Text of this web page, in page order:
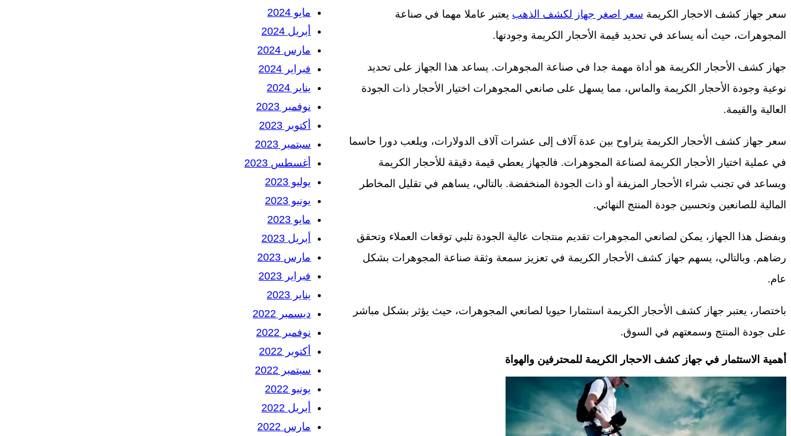
سعر جهاز كشف الاحجار الكريمة سعر اصغر جهاز لكشف الذهب يعتبر عاملا مهما في صناعة
المجوهرات، حيث أنه يساعد في تحديد قيمة الأحجار الكريمة وجودتها.
جهاز كشف الأحجار الكريمة هو أداة مهمة جدا في صناعة المجوهرات. يساعد هذا الجهاز على تحديد
نوعية وجودة الأحجار الكريمة والماس، مما يسهل على صانعي المجوهرات اختيار الأحجار ذات الجودة
العالية والقيمة.
سعر جهاز كشف الأحجار الكريمة يتراوح بين عدة آلاف إلى عشرات آلاف الدولارات، ويلعب دورا حاسما
في عملية اختيار الأحجار الكريمة لصناعة المجوهرات. فالجهاز يعطي قيمة دقيقة للأحجار الكريمة
ويساعد في تجنب شراء الأحجار المزيفة أو ذات الجودة المنخفضة. بالتالي، يساهم في تقليل المخاطر
المالية للصانعين وتحسين جودة المنتج النهائي.
وبفضل هذا الجهاز، يمكن لصانعي المجوهرات تقديم منتجات عالية الجودة تلبي توقعات العملاء وتحقق
رضاهم. وبالتالي، يسهم جهاز كشف الأحجار الكريمة في تعزيز سمعة وثقة صناعة المجوهرات بشكل
عام.
باختصار، يعتبر جهاز كشف الأحجار الكريمة استثمارا حيويا لصانعي المجوهرات، حيث يؤثر بشكل مباشر
على جودة المنتج وسمعتهم في السوق.
أهمية الاستثمار في جهاز كشف الاحجار الكريمة للمحترفين والهواة
مايو 2024
أبريل 2024
مارس 2024
فبراير 2024
يناير 2024
نوفمبر 2023
أكتوبر 2023
سبتمبر 2023
أغسطس 2023
يوليو 2023
يونيو 2023
مايو 2023
أبريل 2023
مارس 2023
فبراير 2023
يناير 2023
ديسمبر 2022
نوفمبر 2022
أكتوبر 2022
سبتمبر 2022
يونيو 2022
أبريل 2022
مارس 2022